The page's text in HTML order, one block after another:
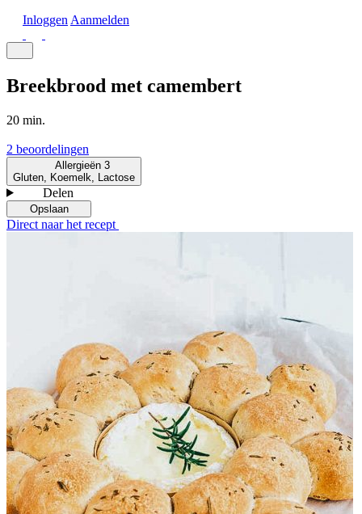
Inloggen Aanmelden
Breekbrood met camembert
20 min.
2 beoordelingen
Allergieën 3
Gluten, Koemelk, Lactose
Delen
Opslaan
Direct naar het recept